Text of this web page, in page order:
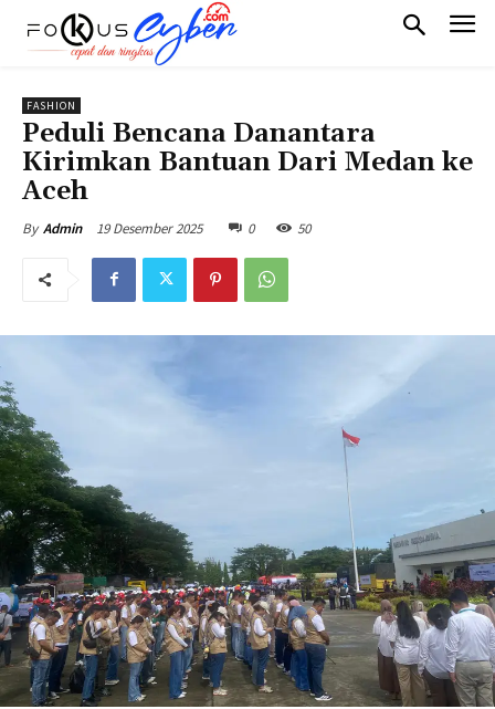
FASHION
Peduli Bencana Danantara
Kirimkan Bantuan Dari Medan ke
Aceh
By Admin 19 Desember 2025 0 50